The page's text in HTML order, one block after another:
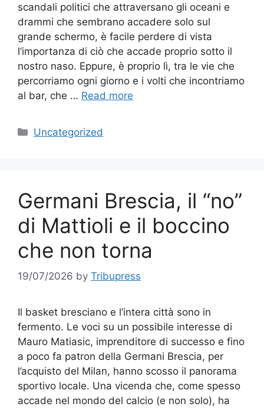
scandali politici che attraversano gli oceani e
drammi che sembrano accadere solo sul
grande schermo, è facile perdere di vista
l’importanza di ciò che accade proprio sotto il
nostro naso. Eppure, è proprio lì, tra le vie che
percorriamo ogni giorno e i volti che incontriamo
al bar, che … Read more
Categories
Uncategorized
Germani Brescia, il “no”
di Mattioli e il boccino
che non torna
19/07/2026 by Tribupress
Il basket bresciano e l’intera città sono in
fermento. Le voci su un possibile interesse di
Mauro Matiasic, imprenditore di successo e fino
a poco fa patron della Germani Brescia, per
l’acquisto del Milan, hanno scosso il panorama
sportivo locale. Una vicenda che, come spesso
accade nel mondo del calcio (e non solo), ha